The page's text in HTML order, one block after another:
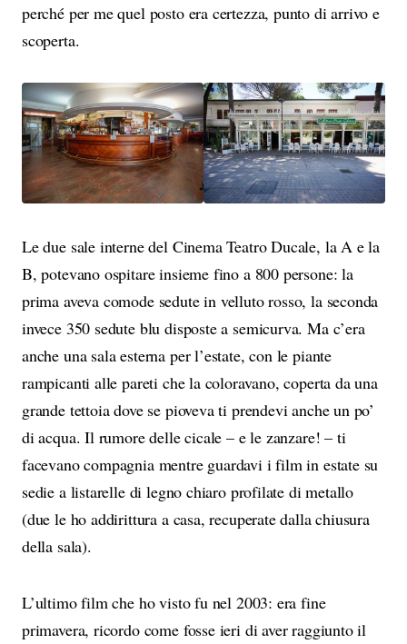
perché per me quel posto era certezza, punto di arrivo e
scoperta.
Le due sale interne del Cinema Teatro Ducale, la A e la
B, potevano ospitare insieme fino a 800 persone: la
prima aveva comode sedute in velluto rosso, la seconda
invece 350 sedute blu disposte a semicurva. Ma c’era
anche una sala esterna per l’estate, con le piante
rampicanti alle pareti che la coloravano, coperta da una
grande tettoia dove se pioveva ti prendevi anche un po’
di acqua. Il rumore delle cicale – e le zanzare! – ti
facevano compagnia mentre guardavi i film in estate su
sedie a listarelle di legno chiaro profilate di metallo
(due le ho addirittura a casa, recuperate dalla chiusura
della sala).
L’ultimo film che ho visto fu nel 2003: era fine
primavera, ricordo come fosse ieri di aver raggiunto il